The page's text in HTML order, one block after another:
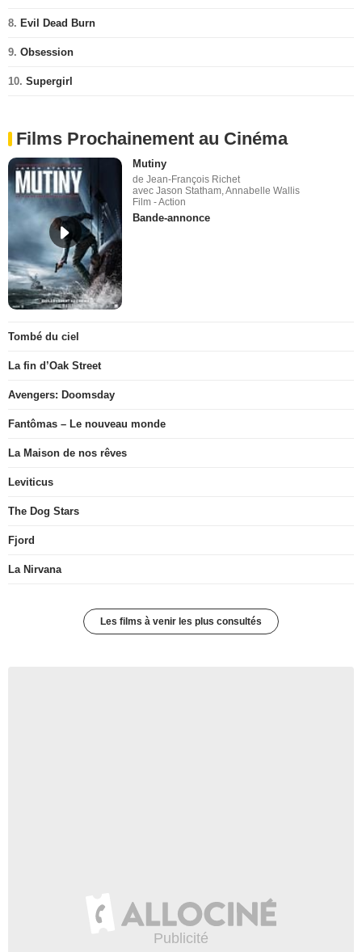
8. Evil Dead Burn
9. Obsession
10. Supergirl
Films Prochainement au Cinéma
Mutiny
de Jean-François Richet
avec Jason Statham, Annabelle Wallis
Film - Action
Bande-annonce
Tombé du ciel
La fin d’Oak Street
Avengers: Doomsday
Fantômas – Le nouveau monde
La Maison de nos rêves
Leviticus
The Dog Stars
Fjord
La Nirvana
Les films à venir les plus consultés